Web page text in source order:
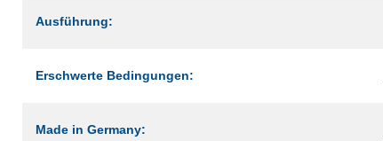
Ausführung:
Erschwerte Bedingungen:
Made in Germany: